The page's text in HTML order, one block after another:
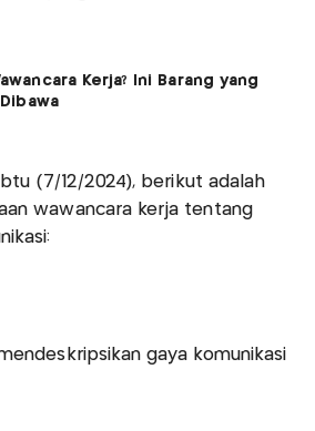
Kerja? Ini Barang yang
(7/12/2024), berikut adalah
wawancara kerja tentang
gaya komunikasi